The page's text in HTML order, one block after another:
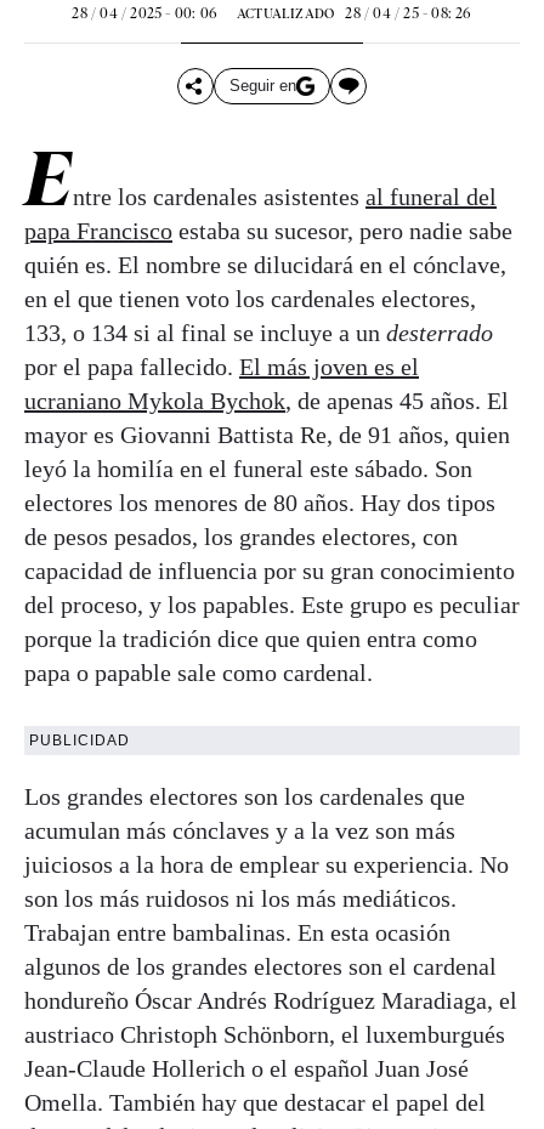
28 / 04 / 2025 - 00: 06 ACTUALIZADO 28 / 04 / 25 - 08: 26
Seguir en
Entre los cardenales asistentes al funeral del
papa Francisco estaba su sucesor, pero nadie sabe
quién es. El nombre se dilucidará en el cónclave,
en el que tienen voto los cardenales electores,
133, o 134 si al final se incluye a un desterrado
por el papa fallecido. El más joven es el
ucraniano Mykola Bychok, de apenas 45 años. El
mayor es Giovanni Battista Re, de 91 años, quien
leyó la homilía en el funeral este sábado. Son
electores los menores de 80 años. Hay dos tipos
de pesos pesados, los grandes electores, con
capacidad de influencia por su gran conocimiento
del proceso, y los papables. Este grupo es peculiar
porque la tradición dice que quien entra como
papa o papable sale como cardenal.
PUBLICIDAD
Los grandes electores son los cardenales que
acumulan más cónclaves y a la vez son más
juiciosos a la hora de emplear su experiencia. No
son los más ruidosos ni los más mediáticos.
Trabajan entre bambalinas. En esta ocasión
algunos de los grandes electores son el cardenal
hondureño Óscar Andrés Rodríguez Maradiaga, el
austriaco Christoph Schönborn, el luxemburgués
Jean-Claude Hollerich o el español Juan José
Omella. También hay que destacar el papel del